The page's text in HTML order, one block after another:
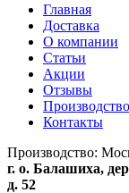
Главная
Доставка
О компании
Статьи
Акции
Отзывы
Контакты
Производство:
г. о. Балашиха,
д. 52